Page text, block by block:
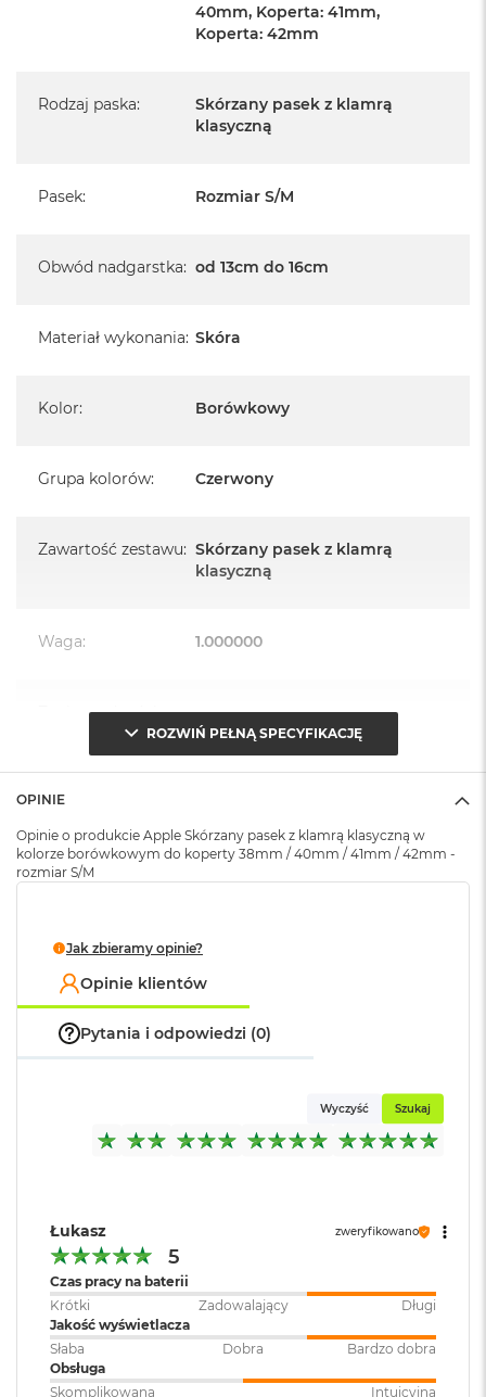
r
M
o
i
4
c
o
M
A
i
r
M
a
c
B
o
o
a
c
B
o
o
k
A
i
r
40mm, Koperta: 41mm,
Koperta: 42mm
Rodzaj paska:
Skórzany pasek z klamrą
klasyczną
Pasek: Rozmiar S/M
Obwód nadgarstka: od 13cm do 16cm
Materiał wykonania: Skóra
Kolor: Borówkowy
Grupa kolorów: Czerwony
Zawartość zestawu: Skórzany pasek z klamrą
klasyczną
Waga: 1.000000
Znak zgodności: CE
(pudełko)
ROZWIŃ PEŁNĄ SPECYFIKACJĘ
OPINIE
Opinie o produkcie Apple Skórzany pasek z klamrą klasyczną w
kolorze borówkowym do koperty 38mm / 40mm / 41mm / 42mm -
rozmiar S/M
Jak zbieramy opinie?
Opinie klientów
Pytania i odpowiedzi (0)
Wyczyść Szukaj
Łukasz zweryfikowano
5
Czas pracy na baterii
Krótki
Zadowalający
Długi
Jakość wyświetlacza
Słaba
Dobra
Bardzo dobra
Obsługa
Skomplikowana
Intuicyjna